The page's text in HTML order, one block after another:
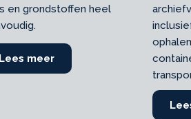
en grondstoffen heel
Lees meerabout Big bags